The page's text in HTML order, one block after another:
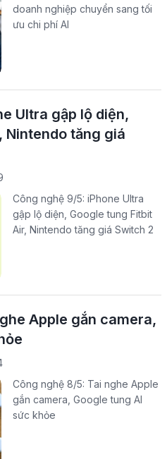
doanh nghiệp chuyển sang tối
ưu chi phí AI
Ultra gập lộ diện,
Nintendo tăng giá
Công nghệ 9/5: iPhone Ultra
gập lộ diện, Google tung Fitbit
Air, Nintendo tăng giá Switch 2
Apple gắn camera,
Công nghệ 8/5: Tai nghe Apple
gắn camera, Google tung AI
sức khỏe